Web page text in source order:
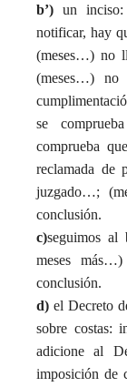
b’) un
notificar, hay
(meses…) no
(meses…) no
se
comprueba
reclamada de
juzgado…;
conclusión.
c)seguimos al
meses
conclusión.
d) el Decreto
sobre costas:
adicione al
imposición de